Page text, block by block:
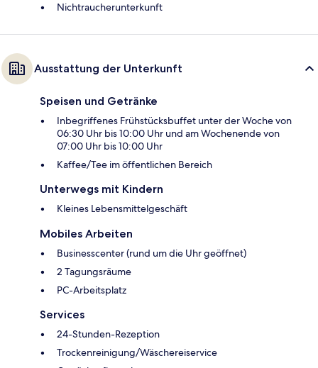
Nichtraucherunterkunft
Ausstattung der Unterkunft
Speisen und Getränke
Inbegriffenes Frühstücksbuffet unter der Woche von
06:30 Uhr bis 10:00 Uhr und am Wochenende von
07:00 Uhr bis 10:00 Uhr
Kaffee/Tee im öffentlichen Bereich
Unterwegs mit Kindern
Kleines Lebensmittelgeschäft
Mobiles Arbeiten
Businesscenter (rund um die Uhr geöffnet)
2 Tagungsräume
PC-Arbeitsplatz
Services
24-Stunden-Rezeption
Trockenreinigung/Wäschereiservice